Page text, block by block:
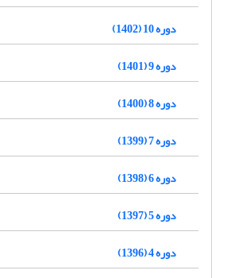
دوره 10 (1402)
دوره 9 (1401)
دوره 8 (1400)
دوره 7 (1399)
دوره 6 (1398)
دوره 5 (1397)
دوره 4 (1396)